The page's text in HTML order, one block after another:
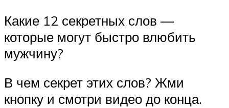
Какие 12 секретных слов —
которые могут быстро влюбить
мужчину?
В чем секрет этих слов? Жми
кнопку и смотри видео до конца.